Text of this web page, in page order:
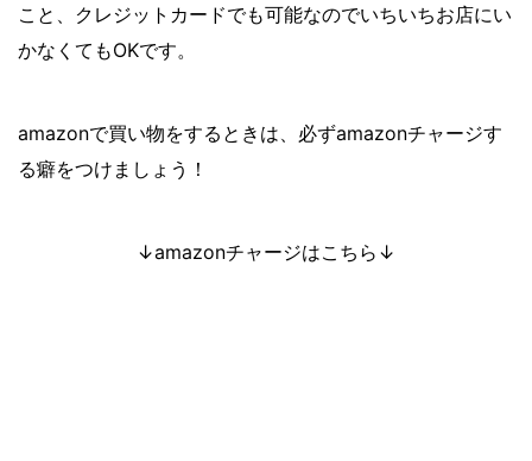
こと、クレジットカードでも可能なのでいちいちお店にい
かなくてもOKです。
amazonで買い物をするときは、必ずamazonチャージす
る癖をつけましょう！
↓amazonチャージはこちら↓